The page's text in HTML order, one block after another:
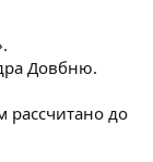
Довбню.
рассчитано до